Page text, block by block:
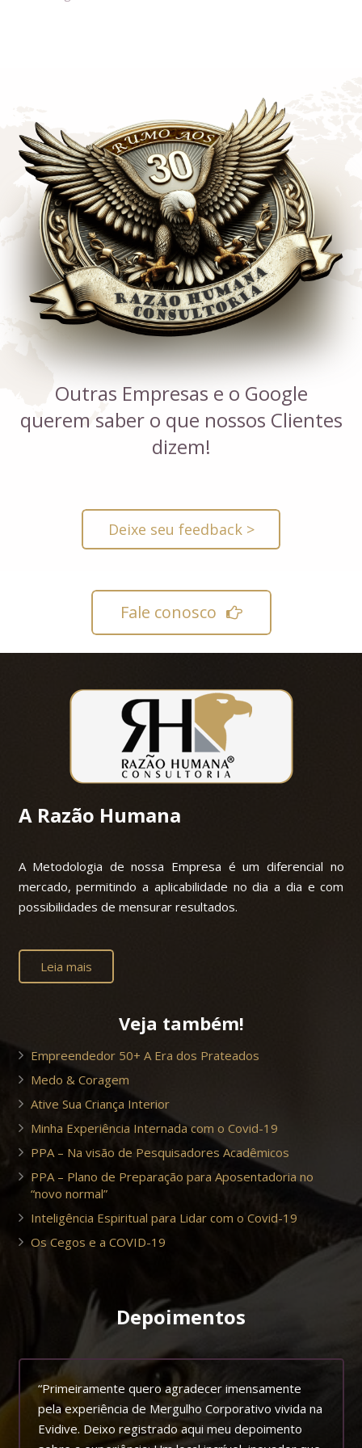
Outras Empresas e o Google
querem saber o que nossos Clientes
dizem!
Deixe seu feedback >
Fale conosco
A Razão Humana
A Metodologia de nossa Empresa é um diferencial no
mercado, permitindo a aplicabilidade no dia a dia e com
possibilidades de mensurar resultados.
Leia mais
Veja também!
Empreendedor 50+ A Era dos Prateados
Medo & Coragem
Ative Sua Criança Interior
Minha Experiência Internada com o Covid-19
PPA – Na visão de Pesquisadores Acadêmicos
PPA – Plano de Preparação para Aposentadoria no
“novo normal”
Inteligência Espiritual para Lidar com o Covid-19
Os Cegos e a COVID-19
Depoimentos
“Primeiramente quero agradecer imensamente
pela experiência de Mergulho Corporativo vivida na
Evidive. Deixo registrado aqui meu depoimento